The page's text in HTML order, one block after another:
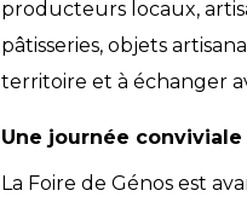
producteurs locaux,
pâtisseries, objets
territoire et à échanger
Une journée conviviale
La Foire de Génos est